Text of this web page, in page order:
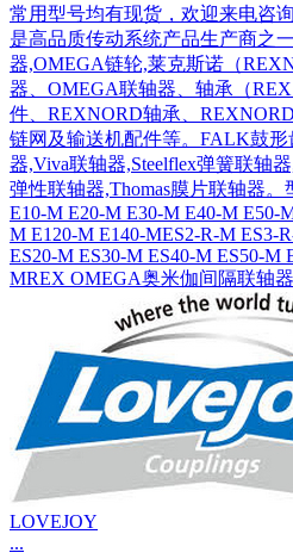
常用型号均有现货，欢迎来电
是高品质传动系统产品生产商之
器,OMEGA链轮,莱克斯诺（
器、OMEGA联轴器、轴承（
件、REXNORD轴承、
链网及输送机配件等。FALK鼓形
器,Viva联轴器,Steelflex弹簧联轴
弹性联轴器,Thomas膜片联轴器
E10-M E20-M E30-M E40-M E50-
M E120-M E140-MES2-R-M ES3-
ES20-M ES30-M ES40-M ES50-M
MREX OMEGA奥米伽间隔联轴
LOVEJOY
...